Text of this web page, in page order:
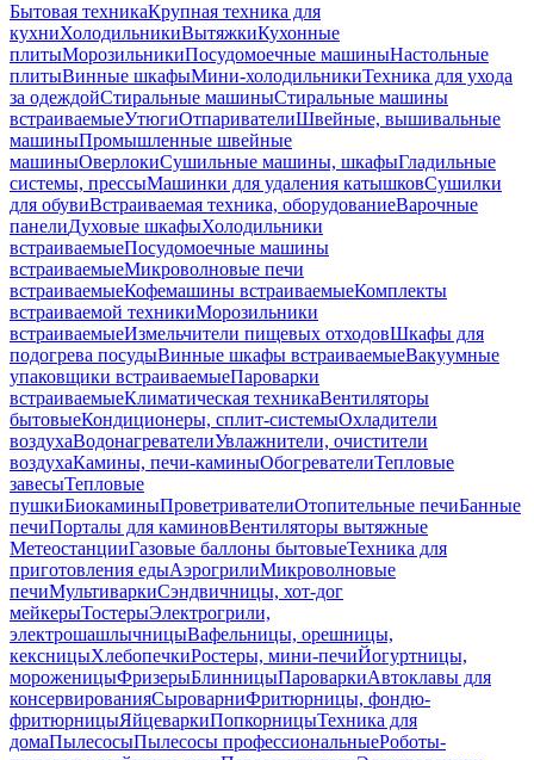
Бытовая техникаКрупная техника для
кухниХолодильникиВытяжкиКухонные
плитыМорозильникиПосудомоечные машиныНастольные
плитыВинные шкафыМини-холодильникиТехника для ухода
за одеждойСтиральные машиныСтиральные машины
встраиваемыеУтюгиОтпаривателиШвейные, вышивальные
машиныПромышленные швейные
машиныОверлокиСушильные машины, шкафыГладильные
системы, прессыМашинки для удаления катышковСушилки
для обувиВстраиваемая техника, оборудованиеВарочные
панелиДуховые шкафыХолодильники
встраиваемыеПосудомоечные машины
встраиваемыеМикроволновые печи
встраиваемыеКофемашины встраиваемыеКомплекты
встраиваемой техникиМорозильники
встраиваемыеИзмельчители пищевых отходовШкафы для
подогрева посудыВинные шкафы встраиваемыеВакуумные
упаковщики встраиваемыеПароварки
встраиваемыеКлиматическая техникаВентиляторы
бытовыеКондиционеры, сплит-системыОхладители
воздухаВодонагревателиУвлажнители, очистители
воздухаКамины, печи-каминыОбогревателиТепловые
завесыТепловые
пушкиБиокаминыПроветривателиОтопительные печиБанные
печиПорталы для каминовВентиляторы вытяжные
МетеостанцииГазовые баллоны бытовыеТехника для
приготовления едыАэрогрилиМикроволновые
печиМультиваркиСэндвичницы, хот-дог
мейкерыТостерыЭлектрогрили,
электрошашлычницыВафельницы, орешницы,
кексницыХлебопечкиРостеры, мини-печиЙогуртницы,
мороженицыФризерыБлинницыПароваркиАвтоклавы для
консервированияСыроварниФритюрницы, фондю-
фритюрницыЯйцеваркиПопкорницыТехника для
домаПылесосыПылесосы профессиональныеРоботы-